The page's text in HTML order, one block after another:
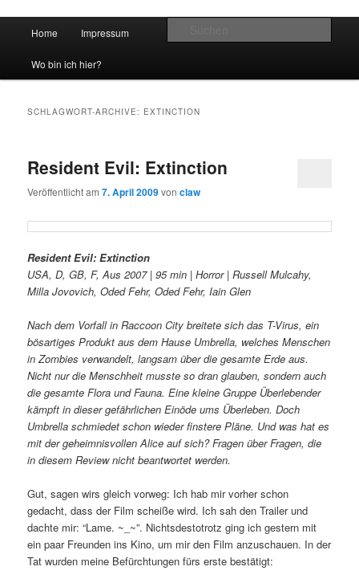
vidgames.de
Zum Inhalt wechseln
Zum sekundären Inhalt wechseln
Home Impressum
Wo bin ich hier?
SCHLAGWORT-ARCHIVE: EXTINCTION
Resident Evil: Extinction
Veröffentlicht am7. April 2009vonclaw
Resident Evil: Extinction
USA, D, GB, F, Aus 2007 | 95 min | Horror | Russell Mulcahy,
Milla Jovovich, Oded Fehr, Oded Fehr, Iain Glen
Nach dem Vorfall in Raccoon City breitete sich das T-Virus, ein
bösartiges Produkt aus dem Hause Umbrella, welches Menschen
in Zombies verwandelt, langsam über die gesamte Erde aus.
Nicht nur die Menschheit musste so dran glauben, sondern auch
die gesamte Flora und Fauna. Eine kleine Gruppe Überlebender
kämpft in dieser gefährlichen Einöde ums Überleben. Doch
Umbrella schmiedet schon wieder finstere Pläne. Und was hat es
mit der geheimnisvollen Alice auf sich? Fragen über Fragen, die
in diesem Review nicht beantwortet werden.
Gut, sagen wirs gleich vorweg: Ich hab mir vorher schon
gedacht, dass der Film scheiße wird. Ich sah den Trailer und
dachte mir: “Lame. ~_~”. Nichtsdestotrotz ging ich gestern mit
ein paar Freunden ins Kino, um mir den Film anzuschauen. In der
Tat wurden meine Befürchtungen fürs erste bestätigt: